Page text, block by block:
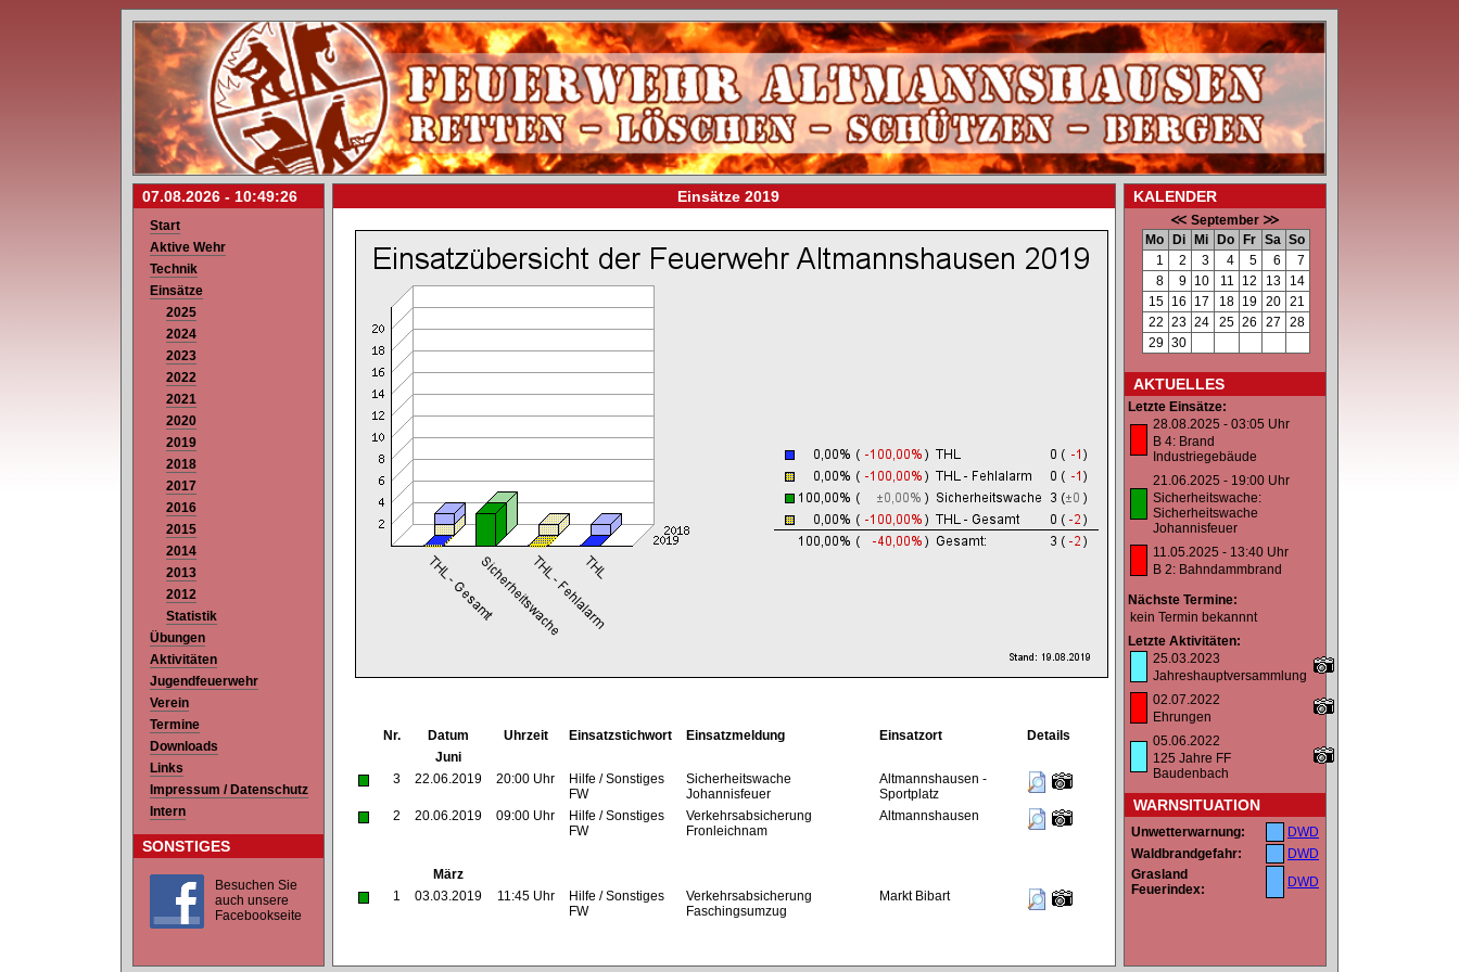
07.08.2026 - 10:49:26
Start
Aktive Wehr
Technik
Einsätze
2025
2024
2023
2022
2021
2020
2019
2018
2017
2016
2015
2014
2013
2012
Statistik
Übungen
Aktivitäten
Jugendfeuerwehr
Verein
Termine
Downloads
Links
Impressum / Datenschutz
Intern
SONSTIGES
Besuchen Sie
auch unsere
Facebookseite
Einsätze 2019
Nr. Datum Uhrzeit Einsatzstichwort Einsatzmeldung Einsatzort
Details
Juni
3
22.06.2019 20:00 Uhr
Hilfe / Sonstiges
FW
Sicherheitswache
Johannisfeuer
Altmannshausen -
Sportplatz
2
20.06.2019 09:00 Uhr
Hilfe / Sonstiges
FW
Verkehrsabsicherung
Fronleichnam
Altmannshausen
März
1
03.03.2019 11:45 Uhr
Hilfe / Sonstiges
FW
Verkehrsabsicherung
Faschingsumzug
Markt Bibart
KALENDER
September
Mo
Di Mi Do Fr Sa So
1
2 3 4 5 6
7
8
9 10 11 12 13
14
15
16 17 18 19 20
21
22 23 24 25 26 27
28
29 30
AKTUELLES
Letzte Einsätze:
28.08.2025 - 03:05 Uhr
B 4: Brand
Industriegebäude
21.06.2025 - 19:00 Uhr
Sicherheitswache:
Sicherheitswache
Johannisfeuer
11.05.2025 - 13:40 Uhr
B 2: Bahndammbrand
Nächste Termine:
kein Termin bekannnt
Letzte Aktivitäten:
25.03.2023
Jahreshauptversammlung
02.07.2022
Ehrungen
05.06.2022
125 Jahre FF
Baudenbach
WARNSITUATION
Unwetterwarnung:
DWD
Waldbrandgefahr:
DWD
Grasland
Feuerindex:
DWD